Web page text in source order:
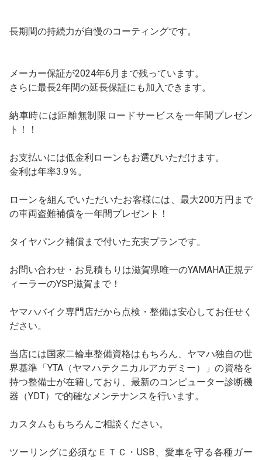
長期間の持続力が自慢のコーティングです。
メーカー保証が2024年6月まで残っています。
さらに最長2年間の延長保証にも加入できます。
納車時には距離無制限ロードサービスを一年間プレゼン
ト！！
お支払いには低金利ローンもお選びいただけます。
金利は年率3.9％。
ローンを組んでいただいたお客様には、最大200万円まで
の車両盗難補償を一年間プレゼント！
タイヤパンク補償まで付いた充実プランです。
お問い合わせ・お見積もりは滋賀県唯一のYAMAHA正規デ
ィーラーのYSP滋賀まで！
ヤマハバイク専門店だから点検・整備は安心してお任せく
ださい。
当店には国家二輪車整備資格はもちろん、ヤマハ独自の世
界基準「YTA（ヤマハテクニカルアカデミー）」の資格を
持つ整備士が在籍しており、最新のコンピューター診断機
器（YDT）で的確なメンテナンスを行います。
カスタムももちろんご相談ください。
ツーリングに必須なＥＴＣ・USB、愛車を守る各種ガー